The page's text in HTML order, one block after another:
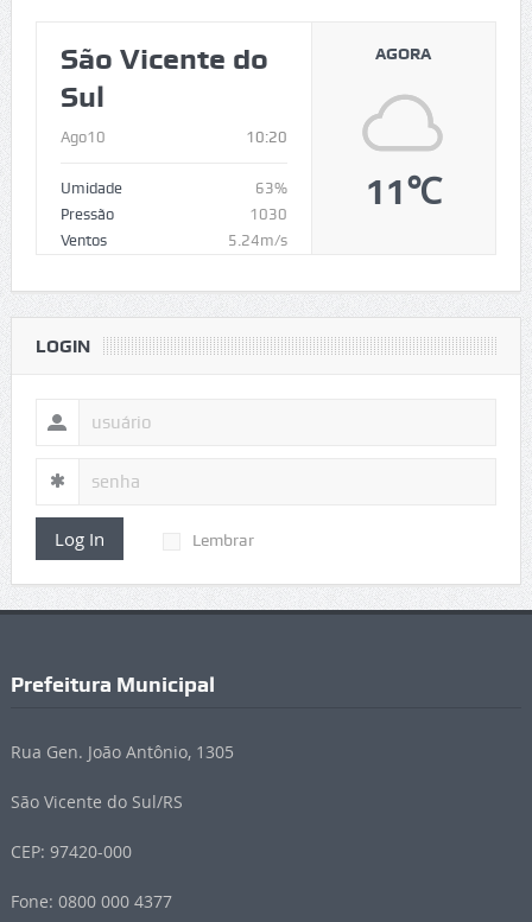
São Vicente do
Sul
Ago10 10:20
Umidade
63%
Pressão
1030
Ventos
5.24m/s
AGORA
11℃
LOGIN
Log In Lembrar
Prefeitura Municipal
Rua Gen. João Antônio, 1305
São Vicente do Sul/RS
CEP: 97420-000
Fone: 0800 000 4377